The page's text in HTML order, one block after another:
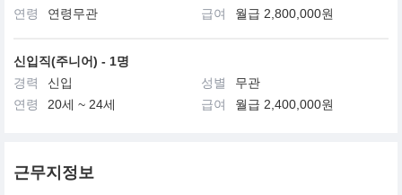
연령
연령무관 급여 월급 2,800,000원
신입직(주니어) - 1명
경력
신입 성별
무관
연령
20세 ~ 24세 급여 월급 2,400,000원
근무지정보